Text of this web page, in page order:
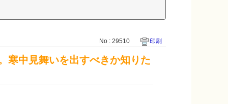
No : 29510 印刷
寒中見舞いを出すべきか知りた